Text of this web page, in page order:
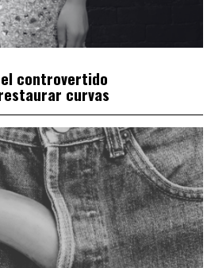
controvertido
curvas